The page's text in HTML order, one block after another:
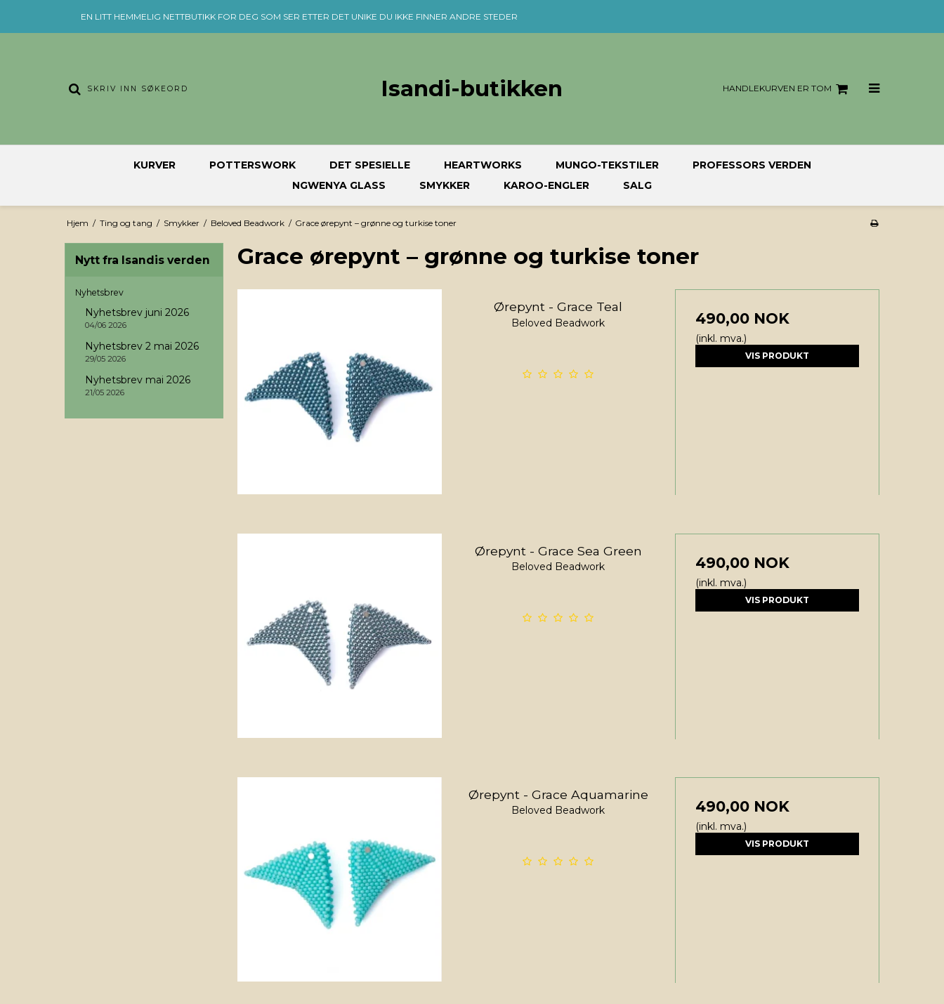
EN LITT HEMMELIG NETTBUTIKK FOR DEG SOM SER ETTER DET UNIKE DU IKKE FINNER ANDRE STEDER
Isandi-butikken HANDLEKURVEN ER TOM
KURVER POTTERSWORK DET SPESIELLE HEARTWORKS MUNGO-TEKSTILER
PROFESSORS VERDEN
NGWENYA GLASS
SMYKKER KAROO-ENGLER SALG
Hjem / Ting og tang / Smykker / Beloved Beadwork / Grace ørepynt – grønne og turkise toner
Nytt fra Isandis verden
Nyhetsbrev
Nyhetsbrev juni 2026
04/06 2026
Nyhetsbrev 2 mai 2026
29/05 2026
Nyhetsbrev mai 2026
21/05 2026
Grace ørepynt – grønne og turkise toner
Ørepynt - Grace Teal
Beloved Beadwork 490,00 NOK
(inkl. mva.)
VIS PRODUKT
Ørepynt - Grace Sea Green
Beloved Beadwork 490,00 NOK
(inkl. mva.)
VIS PRODUKT
Ørepynt - Grace Aquamarine
Beloved Beadwork 490,00 NOK
(inkl. mva.)
VIS PRODUKT